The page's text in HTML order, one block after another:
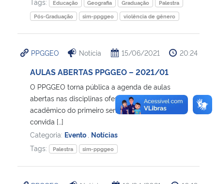
Educação Geografia Graduação
Palestra
Pós-Graduação
sim-ppggeo violência de gênero
PPGGEO Notícia 15/06/2021 20:24
AULAS ABERTAS PPGGEO – 2021/01
O PPGGEO torna pública a agenda de aulas
abertas nas disciplinas ofertadas no calendário
acadêmico do primeiro semestre de 2021 e
convida […]
Categoria: Evento Notícias
Tags:
Palestra sim-ppggeo